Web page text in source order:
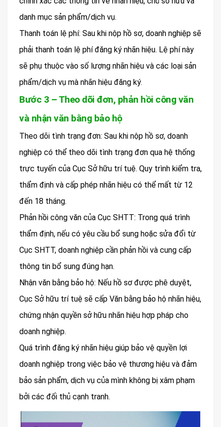
danh mục sản phẩm/dịch vụ.
Thanh toán lệ phí: Sau khi nộp hồ sơ, doanh nghiệp sẽ
phải thanh toán lệ phí đăng ký nhãn hiệu. Lệ phí này
sẽ phụ thuộc vào số lượng nhãn hiệu và các loại sản
phẩm/dịch vụ mà nhãn hiệu đăng ký.
Bước 3 – Theo dõi đơn, phản hồi công văn
và nhận văn bằng bảo hộ
Theo dõi tình trạng đơn: Sau khi nộp hồ sơ, doanh
nghiệp có thể theo dõi tình trạng đơn qua hệ thống
trực tuyến của Cục Sở hữu trí tuệ. Quy trình kiểm tra,
thẩm định và cấp phép nhãn hiệu có thể mất từ 12
đến 18 tháng.
Phản hồi công văn của Cục SHTT: Trong quá trình
thẩm định, nếu có yêu cầu bổ sung hoặc sửa đổi từ
Cục SHTT, doanh nghiệp cần phản hồi và cung cấp
thông tin bổ sung đúng hạn.
Nhận văn bằng bảo hộ: Nếu hồ sơ được phê duyệt,
Cục Sở hữu trí tuệ sẽ cấp Văn bằng bảo hộ nhãn hiệu,
chứng nhận quyền sở hữu nhãn hiệu hợp pháp cho
doanh nghiệp.
Quá trình đăng ký nhãn hiệu giúp bảo vệ quyền lợi
doanh nghiệp trong việc bảo vệ thương hiệu và đảm
bảo sản phẩm, dịch vụ của mình không bị xâm phạm
bởi các đối thủ cạnh tranh.